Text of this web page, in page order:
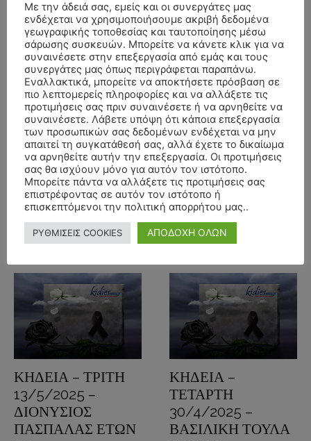
ΚΗΔΕΙΑ –
ΠΕΜΠΤΗ
10/7/2025 –
ΜΑΡΙΑ ΤΣΑΚΑ
ΕΤΩΝ 63
Πέλλας 10 Ιουλίου, 2025
ΓΑΛΑΤΑΔΕΣ ΠΕΛΛΑΣ
ΚΗΔΕΙΑ –
ΣΑΒΒΑΤΟ
5/7/2025 –
ΑΝΤΩΝΙΟΣ
ΣΤΑΥΡΙΔΗΣ ΕΤΩΝ
90
Πέλλας 4 Ιουλίου, 2025
ΣΤΑΥΡΟΔΡΟΜΙ ΠΕΛΛΑΣ
Διαβάστε περισσότερα
ΚΗΔΕΙΑ – ΤΡΙΤΗ
13/5/2025 –
ΔΙΟΝΥΣΙΟΣ
ΠΑΣΠΑΛΑΣ ΕΤΩΝ
ΚΗΔΕΙΑ –
ΤΕΤΑΡΤΗ
30/4/2025 –
ΒΑΣΙΛΙΚΗ ΤΟΥΛΑ
Με την άδειά σας, εμείς και οι συνεργάτες μας
ενδέχεται να χρησιμοποιήσουμε ακριβή δεδομένα
γεωγραφικής τοποθεσίας και ταυτοποίησης μέσω
σάρωσης συσκευών. Μπορείτε να κάνετε κλικ για να
συναινέσετε στην επεξεργασία από εμάς και τους
συνεργάτες μας όπως περιγράφεται παραπάνω.
Εναλλακτικά, μπορείτε να αποκτήσετε πρόσβαση σε
πιο λεπτομερείς πληροφορίες και να αλλάξετε τις
προτιμήσεις σας πριν συναινέσετε ή να αρνηθείτε να
συναινέσετε. Λάβετε υπόψη ότι κάποια επεξεργασία
των προσωπικών σας δεδομένων ενδέχεται να μην
απαιτεί τη συγκατάθεσή σας, αλλά έχετε το δικαίωμα
να αρνηθείτε αυτήν την επεξεργασία. Οι προτιμήσεις
σας θα ισχύουν μόνο για αυτόν τον ιστότοπο.
Μπορείτε πάντα να αλλάξετε τις προτιμήσεις σας
επιστρέφοντας σε αυτόν τον ιστότοπο ή
επισκεπτόμενοι την πολιτική απορρήτου μας..
ΡΥΘΜΙΣΕΙΣ COOKIES ΑΠΟΔΟΧΗ ΟΛΩΝ